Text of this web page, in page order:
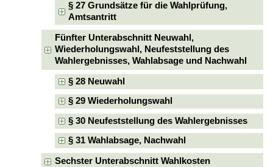
§ 27 Grundsätze für die Wahlprüfung,
Amtsantritt
Fünfter Unterabschnitt Neuwahl,
Wiederholungswahl, Neufeststellung des
Wahlergebnisses, Wahlabsage und Nachwahl
§ 28 Neuwahl
§ 29 Wiederholungswahl
§ 30 Neufeststellung des Wahlergebnisses
§ 31 Wahlabsage, Nachwahl
Sechster Unterabschnitt Wahlkosten